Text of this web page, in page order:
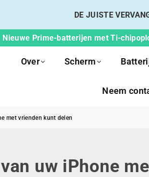
DE JUISTE
Nieuwe Prime-batterijen met Ti-
Over Scherm
Neem
met vrienden kunt delen
uw iPhone